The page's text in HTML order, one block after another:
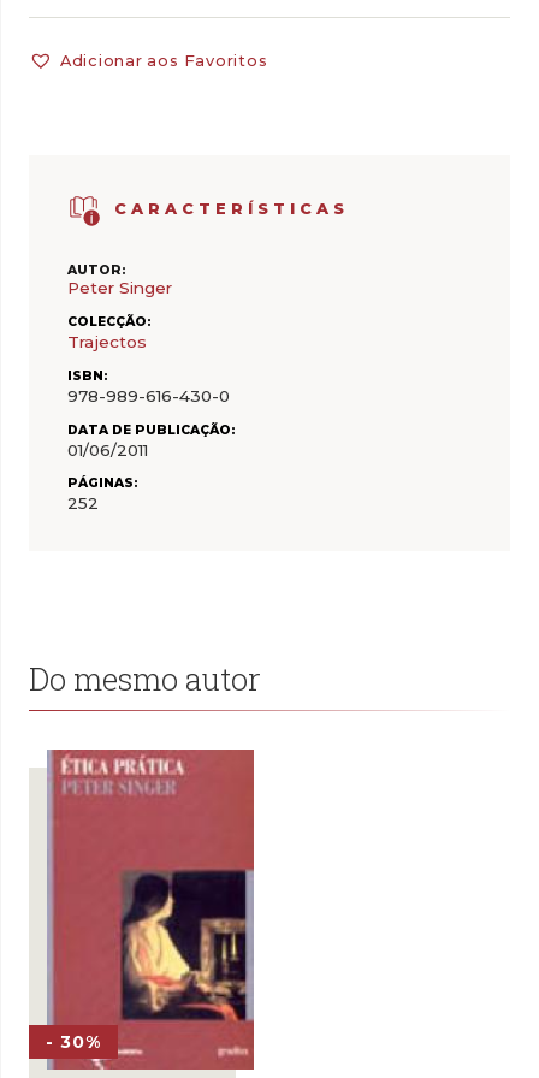
CARACTERÍSTICAS
AUTOR:
Peter Singer
COLECÇÃO:
Trajectos
ISBN:
978-989-616-430-0
DATA DE PUBLICAÇÃO:
01/06/2011
PÁGINAS:
252
Adicionar aos Favoritos
Do mesmo autor
- 30%